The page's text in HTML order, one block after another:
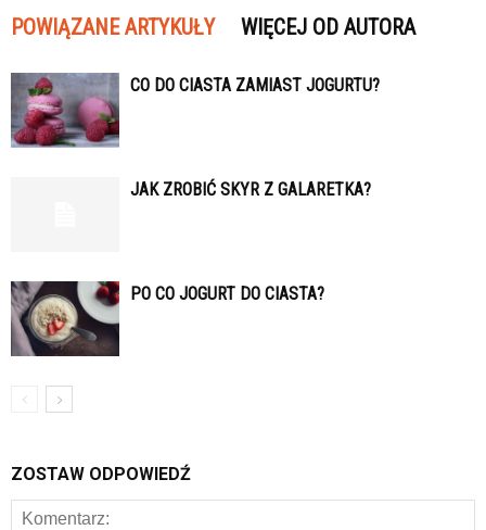
POWIĄZANE ARTYKUŁY WIĘCEJ OD AUTORA
CO DO CIASTA ZAMIAST JOGURTU?
JAK ZROBIĆ SKYR Z GALARETKA?
PO CO JOGURT DO CIASTA?
ZOSTAW ODPOWIEDŹ